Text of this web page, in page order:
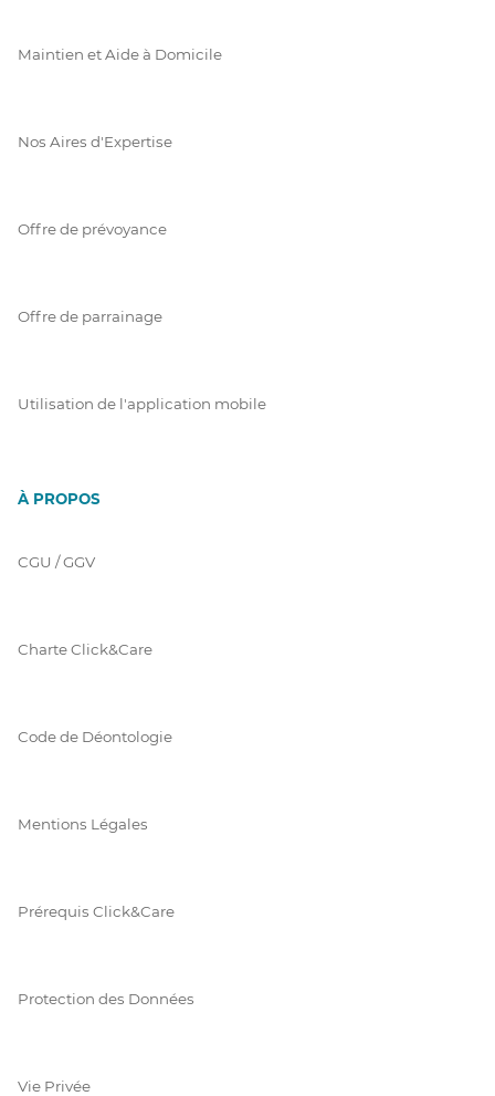
Maintien et Aide à Domicile
Nos Aires d'Expertise
Offre de prévoyance
Offre de parrainage
Utilisation de l'application mobile
À PROPOS
CGU / GGV
Charte Click&Care
Code de Déontologie
Mentions Légales
Prérequis Click&Care
Protection des Données
Vie Privée